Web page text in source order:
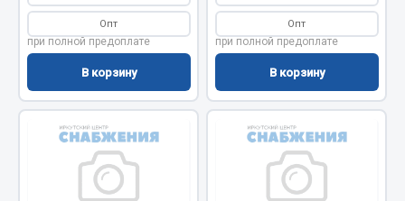
Амортизаторы для полуприцепов
Весь раздел
Запчасти КамАЗ
Двигатель
Система питания
Опт
при полной предоплате
В корзину
Опт
при полной предоплате
В корзину